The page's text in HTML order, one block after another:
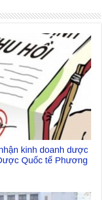
kinh doanh dược
Quốc tế Phương